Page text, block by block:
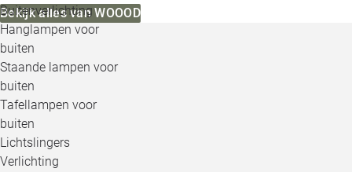
Buitenverlichting
Hanglampen voor
buiten
Staande lampen voor
buiten
Tafellampen voor
buiten
Lichtslingers
Verlichting
Bekijk alles van WOOOD